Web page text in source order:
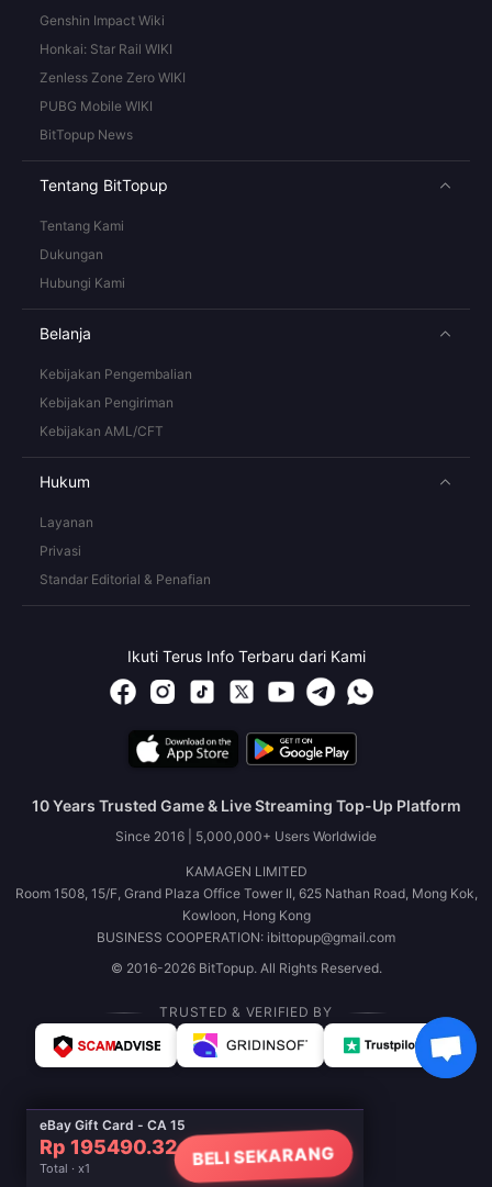
eBay Gift Card - CA 15
Rp 195490.32
Total · x1
BELI SEKARANG
Genshin Impact Wiki
Honkai: Star Rail WIKI
Zenless Zone Zero WIKI
PUBG Mobile WIKI
BitTopup News
Tentang BitTopup
Tentang Kami
Dukungan
Hubungi Kami
Belanja
Kebijakan Pengembalian
Kebijakan Pengiriman
Kebijakan AML/CFT
Hukum
Layanan
Privasi
Standar Editorial & Penafian
Ikuti Terus Info Terbaru dari Kami
10 Years Trusted Game & Live Streaming Top-Up Platform
Since 2016 | 5,000,000+ Users Worldwide
KAMAGEN LIMITED
Room 1508, 15/F, Grand Plaza Office Tower II, 625 Nathan Road, Mong Kok,
Kowloon, Hong Kong
BUSINESS COOPERATION: ibittopup@gmail.com
© 2016-2026 BitTopup. All Rights Reserved.
TRUSTED & VERIFIED BY